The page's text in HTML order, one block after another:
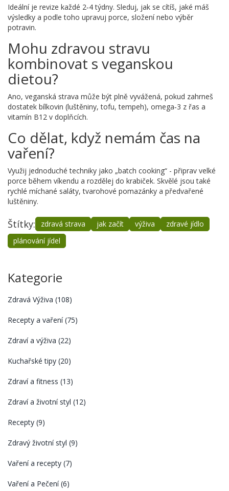
Ideální je revize každé 2‑4 týdny. Sleduj, jak se cítíš, jaké máš
výsledky a podle toho upravuj porce, složení nebo výběr
potravin.
Mohu zdravou stravu
kombinovat s veganskou
dietou?
Ano, veganská strava může být plně vyvážená, pokud zahrneš
dostatek bílkovin (luštěniny, tofu, tempeh), omega‑3 z řas a
vitamín B12 v doplňcích.
Co dělat, když nemám čas na
vaření?
Využij jednoduché techniky jako „batch cooking“ - připrav velké
porce během víkendu a rozdělej do krabiček. Skvělé jsou také
rychlé míchané saláty, tvarohové pomazánky a předvařené
luštěniny.
Štítky: zdravá strava jak začít výživa
zdravé jídlo
plánování jídel
Kategorie
Zdravá Výživa (108)
Recepty a vaření(75)
Zdraví a výživa (22)
Kuchařské tipy (20)
Zdraví a fitness (13)
Zdraví a životní styl (12)
Recepty (9)
Zdravý životní styl (9)
Vaření a recepty (7)
Vaření a Pečení(6)